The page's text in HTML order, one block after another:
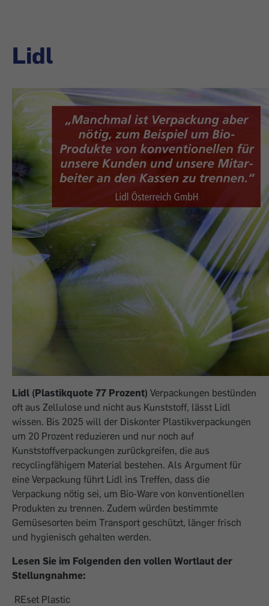
Lidl
Lidl (Plastikquote 77 Prozent) Verpackungen bestünden
oft aus Zellulose und nicht aus Kunststoff, lässt Lidl
wissen. Bis 2025 will der Diskonter Plastikverpackungen
um 20 Prozent reduzieren und nur noch auf
Kunststoffverpackungen zurückgreifen, die aus
recyclingfähigem Material bestehen. Als Argument für
eine Verpackung führt Lidl ins Treffen, dass die
Verpackung nötig sei, um Bio-Ware von konventionellen
Produkten zu trennen. Zudem würden bestimmte
Gemüsesorten beim Transport geschützt, länger frisch
und hygienisch gehalten werden.
Lesen Sie im Folgenden den vollen Wortlaut der
Stellungnahme:
REset Plastic